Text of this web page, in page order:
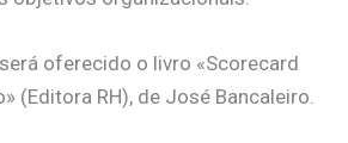
oferecido o livro «Scorecard
(Editora RH), de José Bancaleiro.